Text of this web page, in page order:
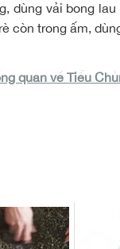
dùng vải bong
còn trong ấm,
quan về Tiểu